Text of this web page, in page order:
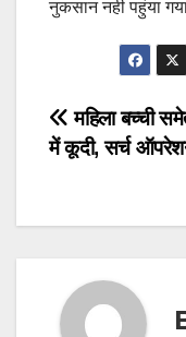
नुकसान नही पहुंया
Post
महिला बच्ची
में कूदी, सर्च